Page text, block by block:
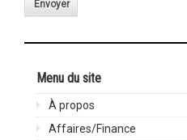
Envoyer
Menu du site
À propos
Affaires/Finance